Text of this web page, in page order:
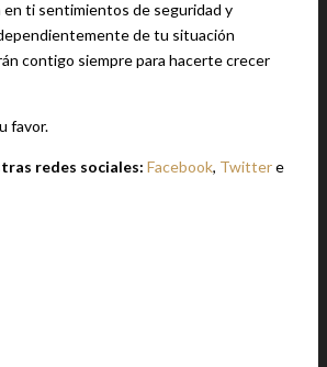
en ti sentimientos de seguridad y
de tu situación
contigo siempre para hacerte crecer
favor.
redes sociales: Facebook, Twittere